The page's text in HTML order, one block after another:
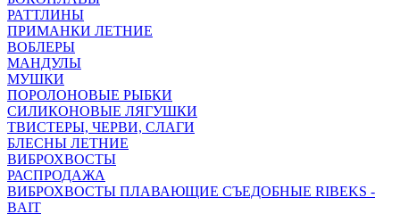
РАТТЛИНЫ
ПРИМАНКИ ЛЕТНИЕ
ВОБЛЕРЫ
МАНДУЛЫ
МУШКИ
ПОРОЛОНОВЫЕ РЫБКИ
СИЛИКОНОВЫЕ ЛЯГУШКИ
ТВИСТЕРЫ, ЧЕРВИ, СЛАГИ
БЛЕСНЫ ЛЕТНИЕ
ВИБРОХВОСТЫ
РАСПРОДАЖА
ВИБРОХВОСТЫ ПЛАВАЮЩИЕ СЪЕДОБНЫЕ RIBEKS -
BAIT